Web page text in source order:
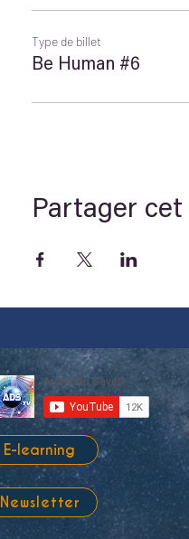
Type de billet
Be Human #6
Partager
E-learning
Newsletter